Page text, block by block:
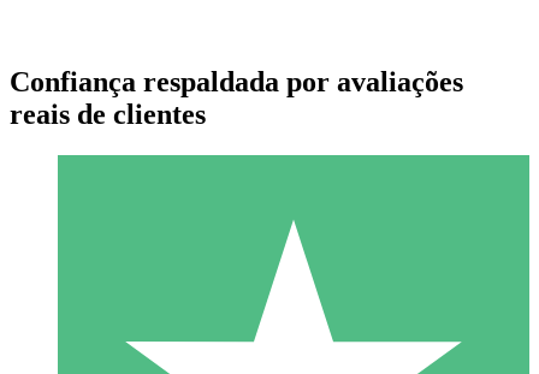
Pacotes de Créditos Individuais
Pague conforme o uso com créditos de download. Sem
Confiança respaldada por avaliações
reais de clientes